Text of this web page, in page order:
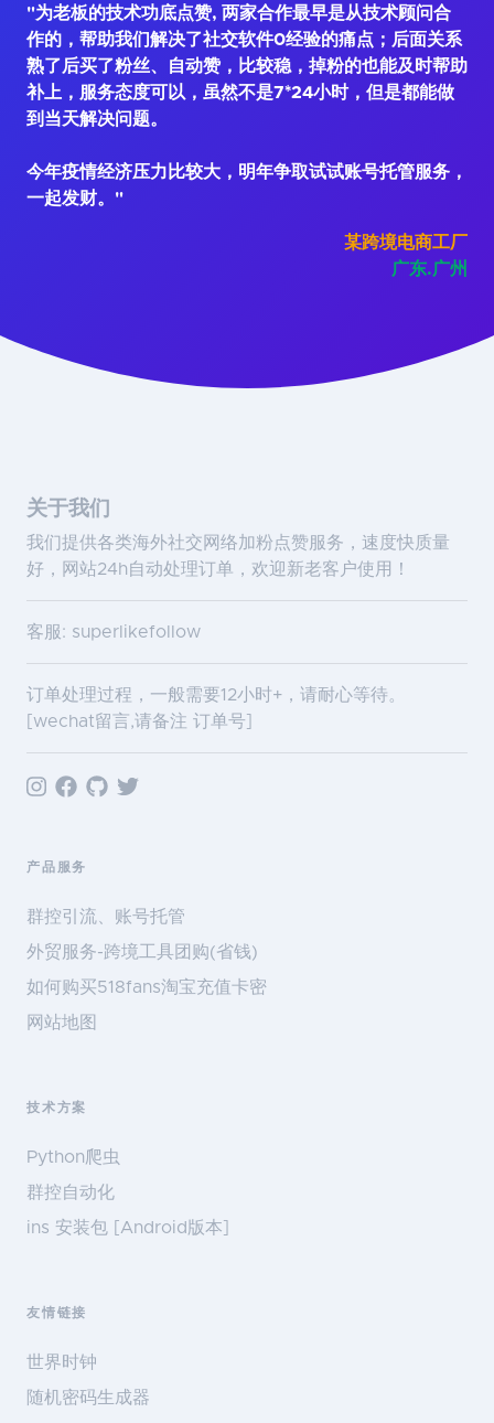
"为老板的技术功底点赞, 两家合作最早是从技术顾问合
作的，帮助我们解决了社交软件0经验的痛点；后面关系
熟了后买了粉丝、自动赞，比较稳，掉粉的也能及时帮助
补上，服务态度可以，虽然不是7*24小时，但是都能做
到当天解决问题。
今年疫情经济压力比较大，明年争取试试账号托管服务，
一起发财。"
某跨境电商工厂
广东.广州
关于我们
我们提供各类海外社交网络加粉点赞服务，速度快质量
好，网站24h自动处理订单，欢迎新老客户使用！
客服: superlikefollow
订单处理过程，一般需要12小时+，请耐心等待。
[wechat留言,请备注 订单号]
产品服务
群控引流、账号托管
外贸服务-跨境工具团购(省钱)
如何购买518fans淘宝充值卡密
网站地图
技术方案
Python爬虫
群控自动化
ins 安装包 [Android版本]
友情链接
世界时钟
随机密码生成器